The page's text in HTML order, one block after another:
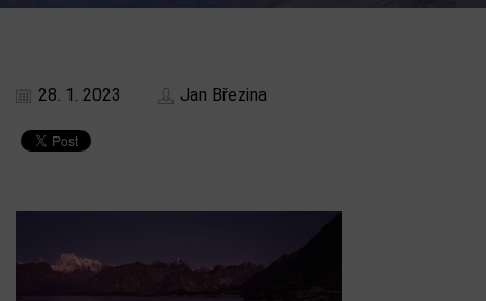
28. 1. 2023 Jan Březina